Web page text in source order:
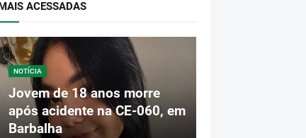
MAIS ACESSADAS
NOTÍCIA
Jovem de 18 anos morre
após acidente na CE-060, em
Barbalha